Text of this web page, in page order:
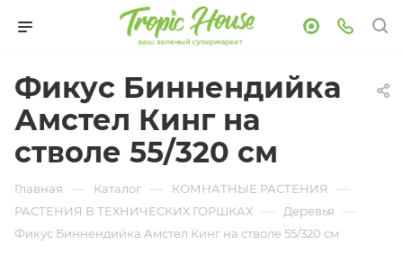
Фикус Биннендийка
Амстел Кинг на
стволе 55/320 см
Главная — Каталог — КОМНАТНЫЕ РАСТЕНИЯ —
РАСТЕНИЯ В ТЕХНИЧЕСКИХ ГОРШКАХ — Деревья —
Фикус Биннендийка Амстел Кинг на стволе 55/320 см